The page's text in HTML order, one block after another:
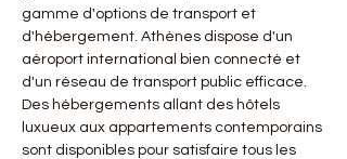
gamme d'options de transport et
d'hébergement. Athènes dispose d'un
aéroport international bien connecté et
d'un réseau de transport public efficace.
Des hébergements allant des hôtels
luxueux aux appartements contemporains
sont disponibles pour satisfaire tous les